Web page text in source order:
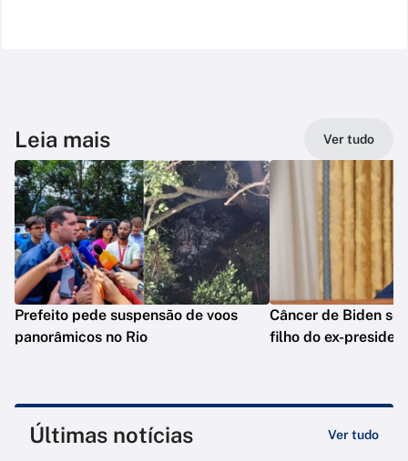
Leia mais Ver tudo
Prefeito pede suspensão de voos
panorâmicos no Rio
Câncer de Biden se
filho do ex-
Últimas notícias Ver tudo